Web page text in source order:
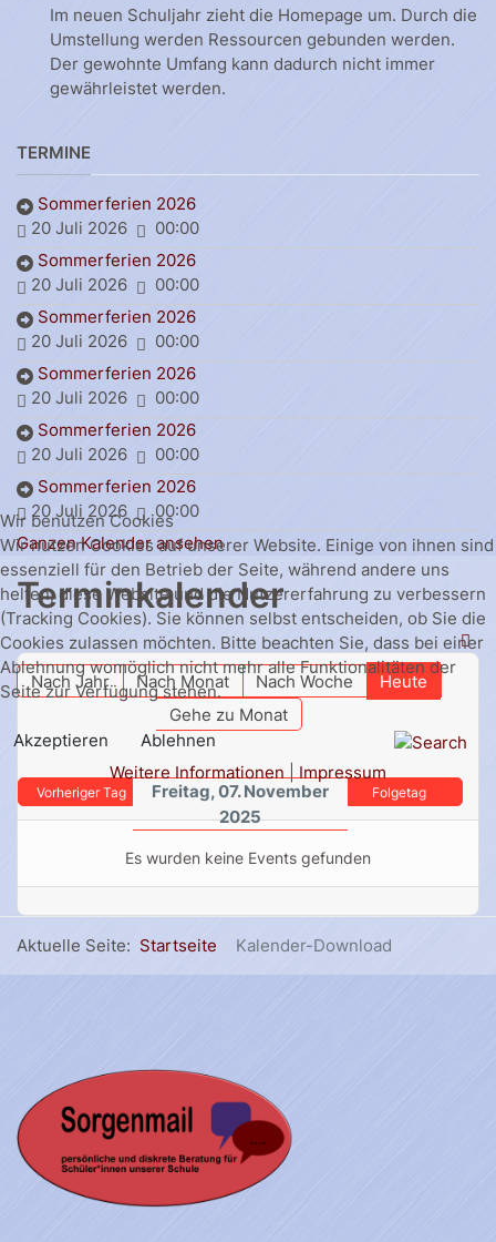
Im neuen Schuljahr zieht die Homepage um. Durch die
Umstellung werden Ressourcen gebunden werden.
Der gewohnte Umfang kann dadurch nicht immer
gewährleistet werden.
TERMINE
Sommerferien 2026
20 Juli 2026
00:00
Sommerferien 2026
20 Juli 2026
00:00
Sommerferien 2026
20 Juli 2026
00:00
Sommerferien 2026
20 Juli 2026
00:00
Sommerferien 2026
20 Juli 2026
00:00
Sommerferien 2026
20 Juli 2026
00:00
Ganzen Kalender ansehen
Terminkalender
Nach Jahr Nach Monat Nach Woche
Heute
Gehe zu Monat
Vorheriger Tag
Freitag, 07. November
2025
Folgetag
Es wurden keine Events gefunden
Aktuelle Seite: Startseite Kalender-Download
Wir benutzen Cookies
Wir nutzen Cookies auf unserer Website. Einige von ihnen sind
essenziell für den Betrieb der Seite, während andere uns
helfen, diese Website und die Nutzererfahrung zu verbessern
(Tracking Cookies). Sie können selbst entscheiden, ob Sie die
Cookies zulassen möchten. Bitte beachten Sie, dass bei einer
Ablehnung womöglich nicht mehr alle Funktionalitäten der
Seite zur Verfügung stehen.
Akzeptieren
Ablehnen
Weitere Informationen
Impressum